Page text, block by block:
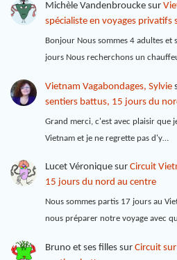
Michèle Vandenbrouckesur
spécialiste en voyages privatifs
Bonjour Nous sommes 4 adultes
jours Nous recherchons un
Vietnam Vagabondages, Sylvie
sentiers battus, 15 jours du
Grand merci, c'est avec plaisir que
Vietnam et je ne regrette pas d'y…
Lucet Véroniquesur Circuit
15 jours du nord au centre
Nous sommes partis 17 jours au
nous préparer notre voyage avec
Bruno et ses fillessur Circuit